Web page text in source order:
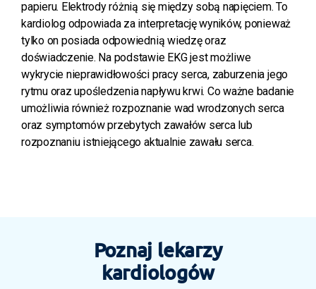
papieru. Elektrody różnią się między sobą napięciem. To
kardiolog odpowiada za interpretację wyników, ponieważ
tylko on posiada odpowiednią wiedzę oraz
doświadczenie. Na podstawie EKG jest możliwe
wykrycie nieprawidłowości pracy serca, zaburzenia jego
rytmu oraz upośledzenia napływu krwi. Co ważne badanie
umożliwia również rozpoznanie wad wrodzonych serca
oraz symptomów przebytych zawałów serca lub
rozpoznaniu istniejącego aktualnie zawału serca.
Poznaj lekarzy
kardiologów